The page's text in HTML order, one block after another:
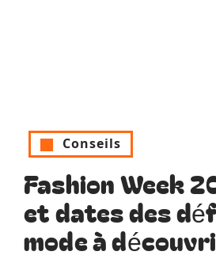
Conseils
Fashion Week
et dates des
mode à